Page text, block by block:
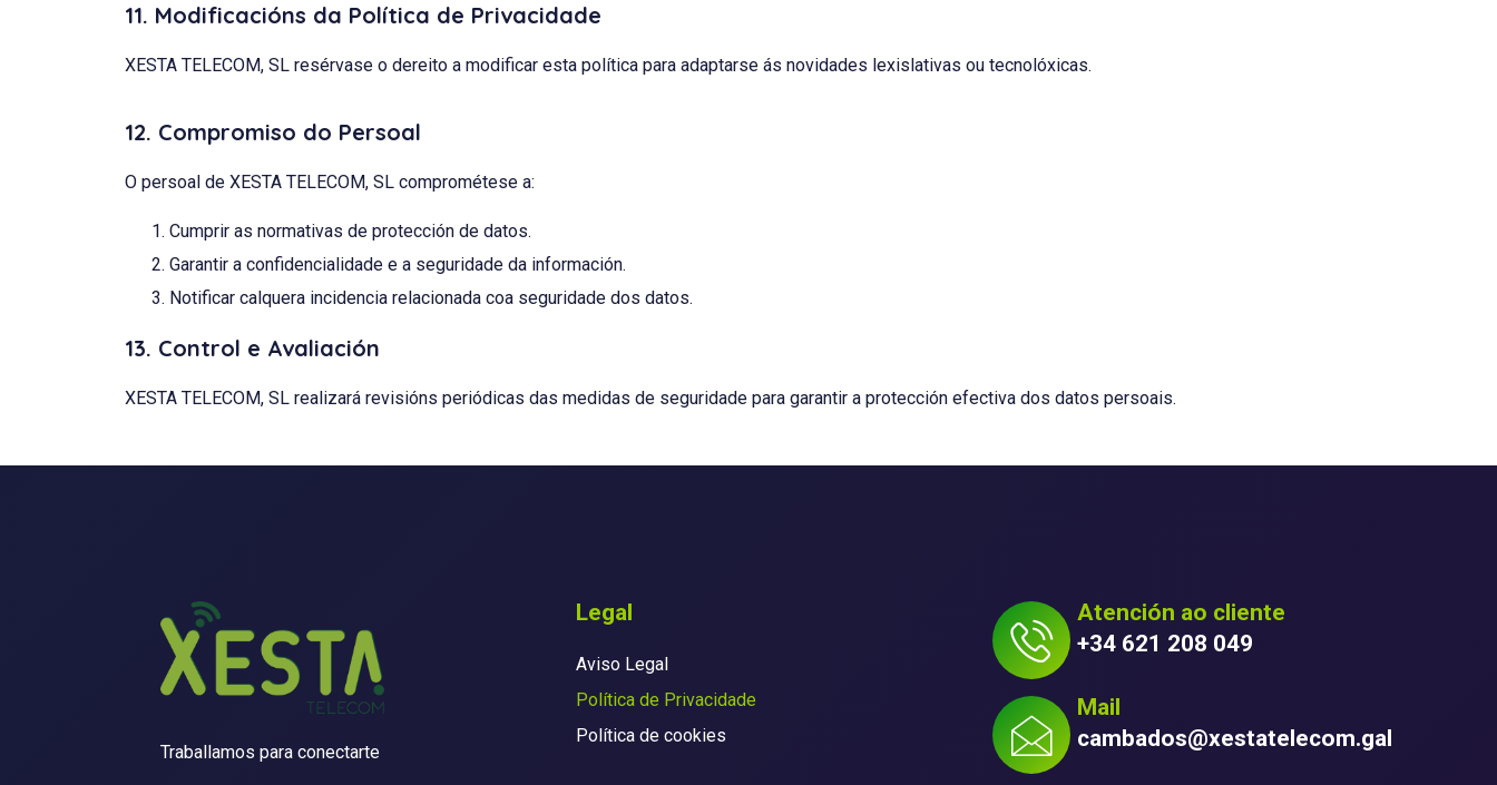
11. Modificacións da Política de Privacidade
XESTA TELECOM, SL resérvase o dereito a modificar esta política para adaptarse ás novidades lexislativas ou tecnolóxicas.
12. Compromiso do Persoal
O persoal de XESTA TELECOM, SL comprométese a:
Cumprir as normativas de protección de datos.
Garantir a confidencialidade e a seguridade da información.
Notificar calquera incidencia relacionada coa seguridade dos datos.
13. Control e Avaliación
XESTA TELECOM, SL realizará revisións periódicas das medidas de seguridade para garantir a protección efectiva dos datos persoais.
Traballamos para conectarte
Legal
Aviso Legal
Política de Privacidade
Política de cookies
Atención ao cliente
+34 621 208 049
Mail
cambados@xestatelecom.gal